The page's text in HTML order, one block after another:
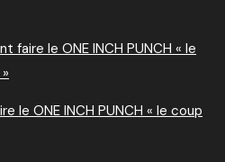
faire le ONE INCH PUNCH « le
le ONE INCH PUNCH « le coup